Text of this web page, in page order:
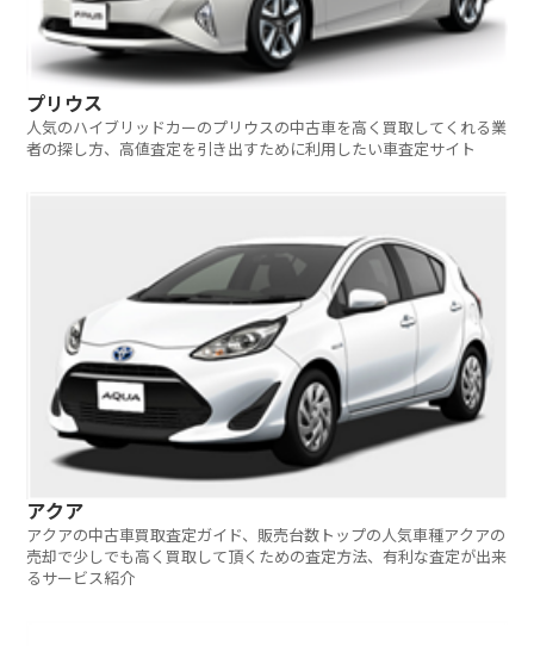
プリウス
人気のハイブリッドカーのプリウスの中古車を高く買取してくれる業
者の探し方、高値査定を引き出すために利用したい車査定サイト
アクア
アクアの中古車買取査定ガイド、販売台数トップの人気車種アクアの
売却で少しでも高く買取して頂くための査定方法、有利な査定が出来
るサービス紹介